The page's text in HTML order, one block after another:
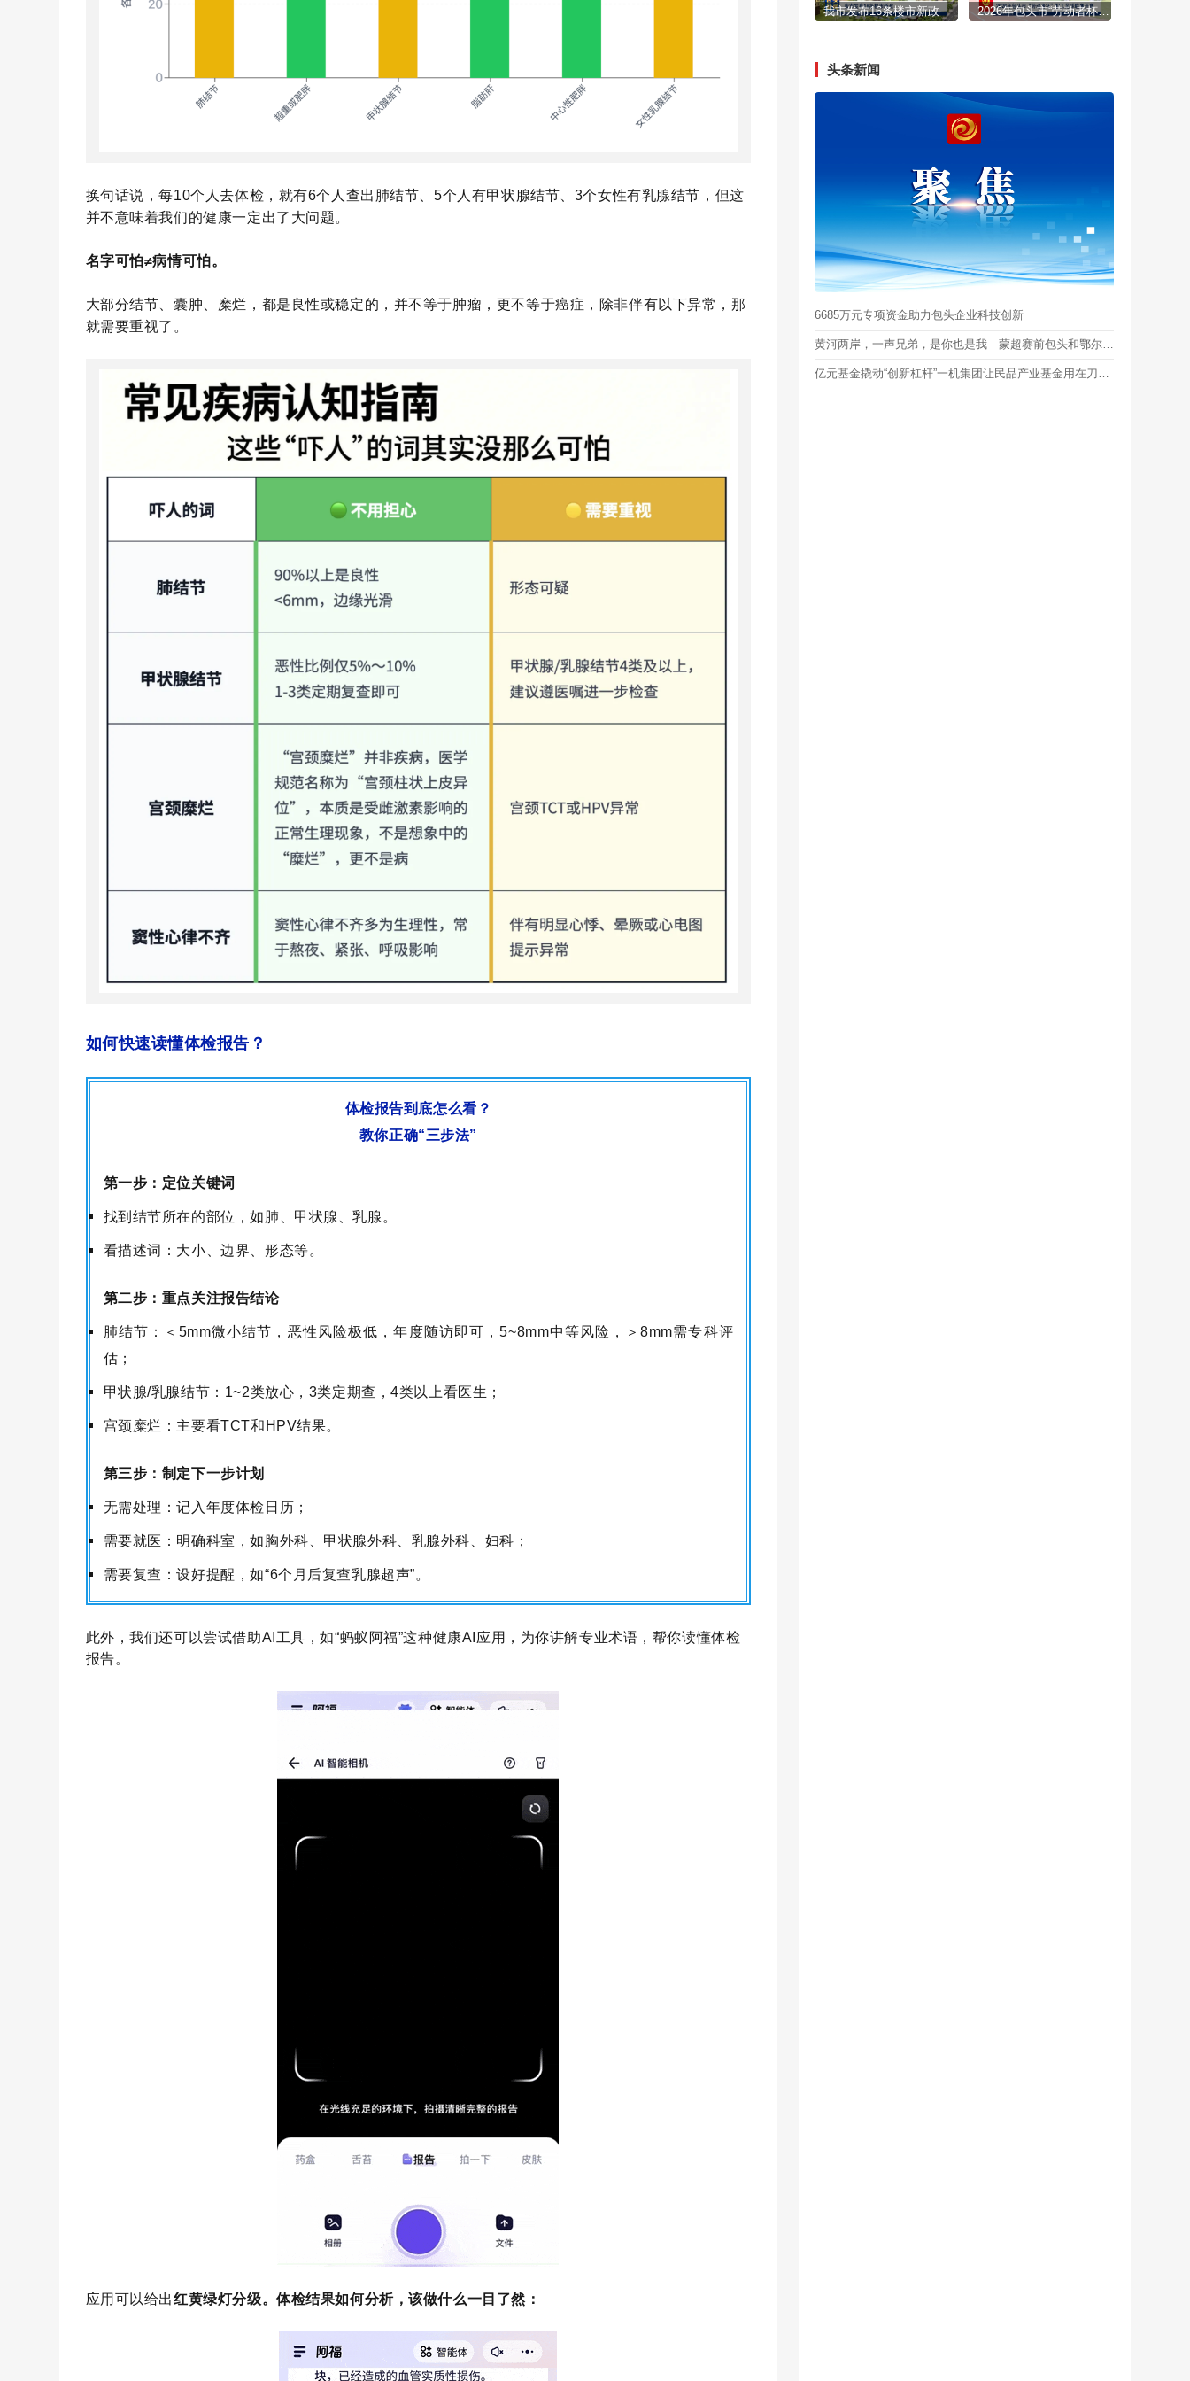
换句话说，每10个人去体检，就有6个人查出肺结节、5个人有甲状腺结节、3个女性有乳腺结节，但这
并不意味着我们的健康一定出了大问题。
名字可怕≠病情可怕。
大部分结节、囊肿、糜烂，都是良性或稳定的，并不等于肿瘤，更不等于癌症，除非伴有以下异常，那
就需要重视了。
如何快速读懂体检报告？
体检报告到底怎么看？
教你正确“三步法”
第一步：定位关键词
找到结节所在的部位，如肺、甲状腺、乳腺。
看描述词：大小、边界、形态等。
第二步： 重点关注报告结论
肺结节： ＜ 5mm微小结节，恶性风险极低，年度随访即可 ，5~8mm中等风险，＞8mm需专科评
估；
甲状腺/乳腺结节：1~2类放心，3类定期查，4类以上看医生；
宫颈糜烂：主要看TCT和HPV结果。
第三步：制定下一步计划
无需处理：记入年度体检日历；
需要就医：明确科室，如胸外科、甲状腺外科、乳腺外科、妇科；
需要复查：设好提醒，如“6个月后复查乳腺超声”。
此外，我们还可以尝试借助AI工具，如“蚂蚁阿福”这种健康AI应用，为你讲解专业术语，帮你读懂体检
报告。
应用可以给出红黄绿灯分级。体检结果如何分析，该做什么一目了然：
我市发布16条楼市新政 2026年包头市“劳动者杯”职工足球联赛开赛
头条新闻
6685万元专项资金助力包头企业科技创新
黄河两岸，一声兄弟，是你也是我｜蒙超赛前包头和鄂尔多斯的聊天火了